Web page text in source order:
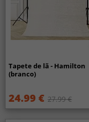
Tapete de lã - Hamilton
(branco)
24.99 € 27.99 €